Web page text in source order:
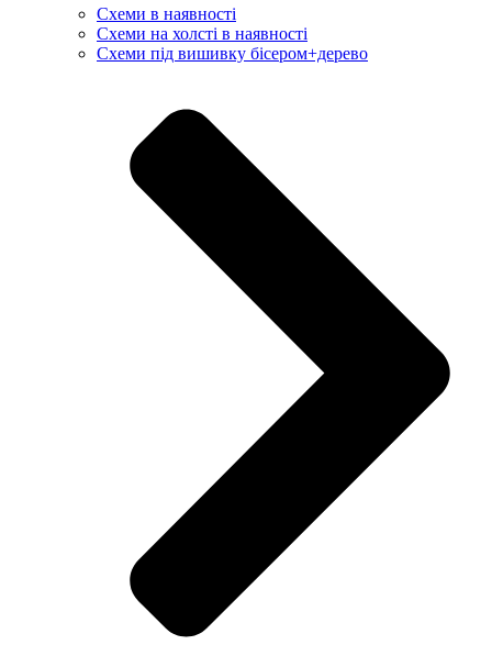
Схеми в наявності
Схеми на холсті в наявності
Схеми під вишивку бісером+дерево